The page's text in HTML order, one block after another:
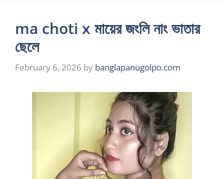
ma choti x মায়ের জংলি নাং ভাতার
ছেলে
February 6, 2026 by banglapanugolpo.com